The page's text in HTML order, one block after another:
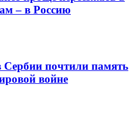
– в Россию
Сербии почтили память
войне